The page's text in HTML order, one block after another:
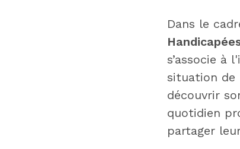
Dans le
s’associe à
situation de
découvrir
quotidien
partager